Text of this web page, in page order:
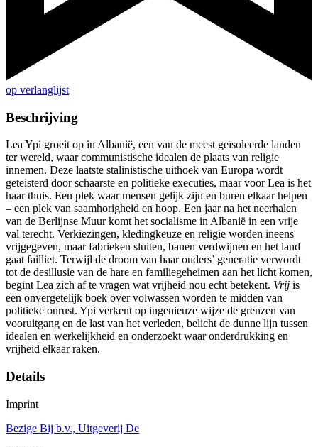
op verlanglijst
Beschrijving
Lea Ypi groeit op in Albanië, een van de meest geïsoleerde landen
ter wereld, waar communistische idealen de plaats van religie
innemen. Deze laatste stalinistische uithoek van Europa wordt
geteisterd door schaarste en politieke executies, maar voor Lea is het
haar thuis. Een plek waar mensen gelijk zijn en buren elkaar helpen
– een plek van saamhorigheid en hoop. Een jaar na het neerhalen
van de Berlijnse Muur komt het socialisme in Albanië in een vrije
val terecht. Verkiezingen, kledingkeuze en religie worden ineens
vrijgegeven, maar fabrieken sluiten, banen verdwijnen en het land
gaat failliet. Terwijl de droom van haar ouders’ generatie verwordt
tot de desillusie van de hare en familiegeheimen aan het licht komen,
begint Lea zich af te vragen wat vrijheid nou echt betekent. Vrij is
een onvergetelijk boek over volwassen worden te midden van
politieke onrust. Ypi verkent op ingenieuze wijze de grenzen van
vooruitgang en de last van het verleden, belicht de dunne lijn tussen
idealen en werkelijkheid en onderzoekt waar onderdrukking en
vrijheid elkaar raken.
Details
Imprint
Bezige Bij b.v., Uitgeverij De